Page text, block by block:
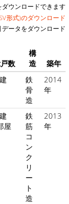
ウンロードできます
形式)のダウンロード
ータをダウンロード
数
構
造
築年
鉄
骨
造
2014
年
屋
鉄
筋
コ
ン
ク
リ
ー
ト
造
2013
年